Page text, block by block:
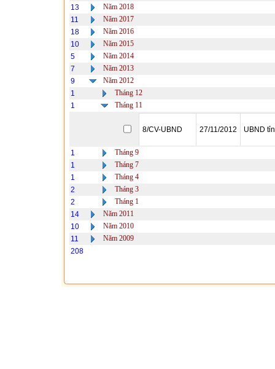
13
Năm 2018
11
Năm 2017
18
Năm 2016
10
Năm 2015
5
Năm 2014
7
Năm 2013
9
Năm 2012
1
Tháng 12
1
Tháng 11
8/CV-UBND 27/11/2012 UBND
1
Tháng 9
1
Tháng 7
1
Tháng 4
2
Tháng 3
2
Tháng 1
14
Năm 2011
10
Năm 2010
11
Năm 2009
208